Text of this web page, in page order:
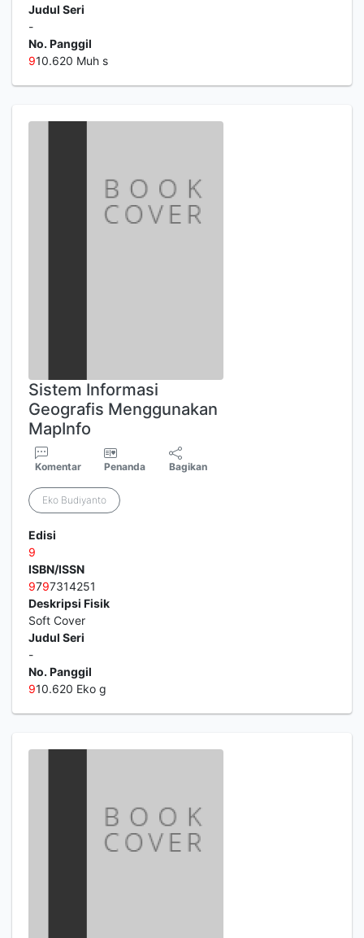
Judul Seri
-
No. Panggil
910.620 Muh s
Sistem Informasi
Geografis Menggunakan
MapInfo
Komentar Penanda Bagikan
Eko Budiyanto
Edisi
9
ISBN/ISSN
9797314251
Deskripsi Fisik
Soft Cover
Judul Seri
-
No. Panggil
910.620 Eko g